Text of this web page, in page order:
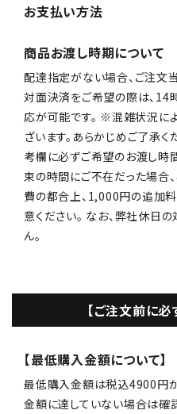
お支払い方法
商品お渡し時期について
配達指定がない場合、ご注文
対面決済をご希望の際は、14
応が可能です。 ※混雑状況に
ざいます。あらかじめご了承
考欄に必ずご希望のお渡し時
束の時間にご不在だった場合
費の都合上、1,000円の追加
意ください。 なお、弊社休日
ん。
【ご注文前に必
【最低購入金額について】
最低購入金額は税込4900円か
金額に達していない場合は確